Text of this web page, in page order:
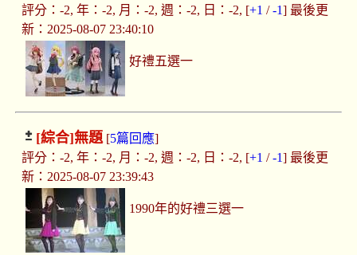
評分：-2, 年：-2, 月：-2, 週：-2, 日：-2, [+1 /-1] 最後更
新：2025-08-07 23:40:10
好禮五選一
[綜合]無題[5篇回應]
評分：-2, 年：-2, 月：-2, 週：-2, 日：-2, [+1 /-1] 最後更
新：2025-08-07 23:39:43
1990年的好禮三選一